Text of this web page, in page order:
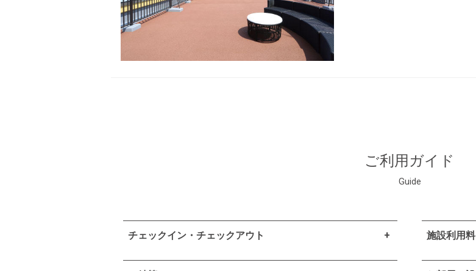
ご利用ガイド
Guide
チェックイン・チェックアウト 施設利用料